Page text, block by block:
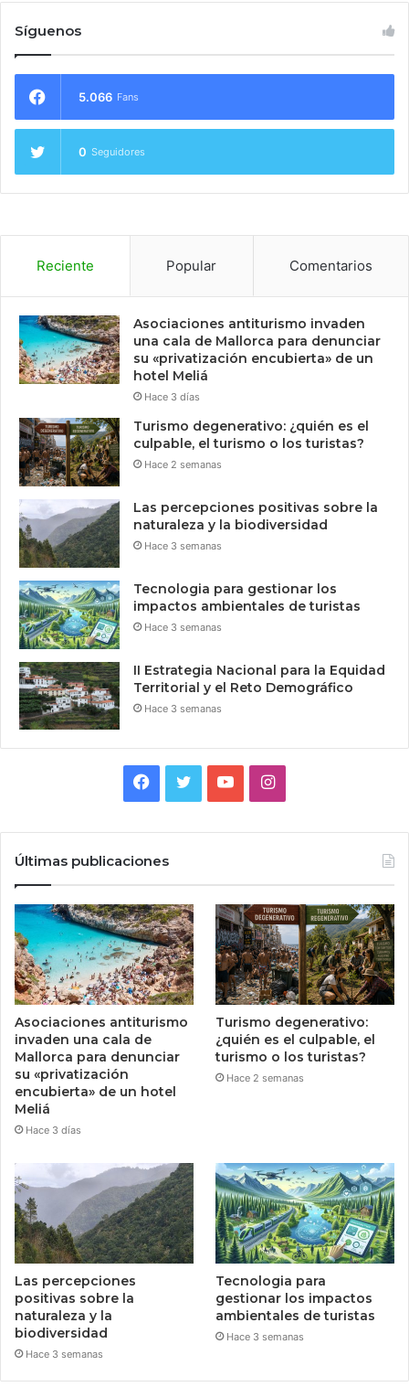
Síguenos
5.066 Fans
0 Seguidores
Reciente Popular Comentarios
Asociaciones antiturismo invaden
una cala de Mallorca para denunciar
su «privatización encubierta» de un
hotel Meliá
Hace 3 días
Turismo degenerativo: ¿quién es el
culpable, el turismo o los turistas?
Hace 2 semanas
Las percepciones positivas sobre la
naturaleza y la biodiversidad
Hace 3 semanas
Tecnologia para gestionar los
impactos ambientales de turistas
Hace 3 semanas
II Estrategia Nacional para la Equidad
Territorial y el Reto Demográfico
Hace 3 semanas
Facebook
TwitterYouTubeInstagram
Últimas publicaciones
Asociaciones antiturismo
invaden una cala de
Mallorca para denunciar
su «privatización
encubierta» de un hotel
Meliá
Hace 3 días
Turismo degenerativo:
¿quién es el culpable, el
turismo o los turistas?
Hace 2 semanas
Las percepciones
positivas sobre la
naturaleza y la
biodiversidad
Hace 3 semanas
Tecnologia para
gestionar los impactos
ambientales de turistas
Hace 3 semanas